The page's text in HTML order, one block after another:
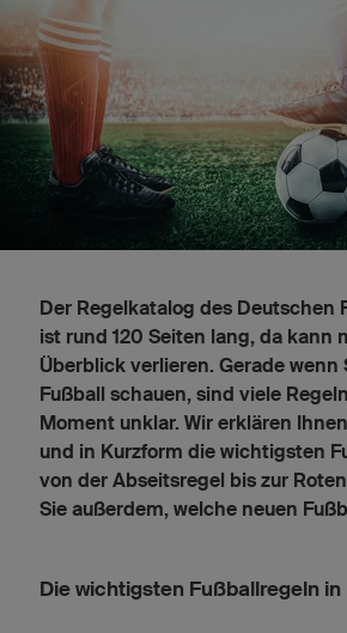
Der Regelkatalog des Deutschen
ist rund 120 Seiten lang, da kann
Überblick verlieren. Gerade wenn
Fußball schauen, sind viele
Moment unklar. Wir erklären
und in Kurzform die wichtigsten
von der Abseitsregel bis zur
Sie außerdem, welche neuen
Die wichtigsten Fußballregeln in